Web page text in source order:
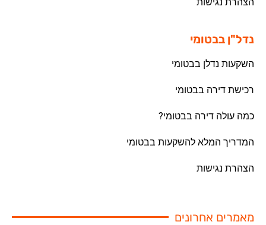
נדל"ן בבטומי
השקעות נדלן בבטומי
רכישת דירה בבטומי
כמה עולה דירה בבטומי?
המדריך המלא להשקעות בבטומי
הצהרת נגישות
מאמרים אחרונים